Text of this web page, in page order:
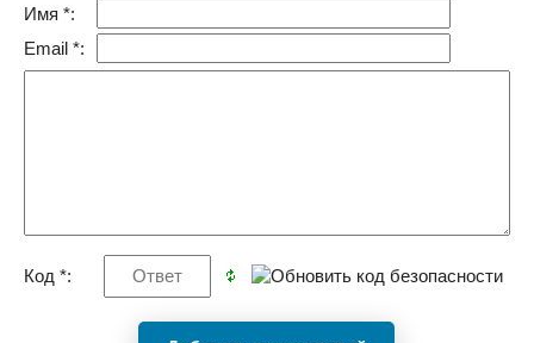
Имя *:
Email *:
Код *: